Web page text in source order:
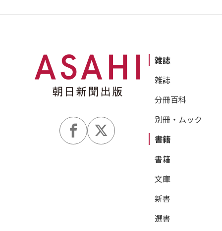
雑誌
雑誌
分冊百科
別冊・ムック
書籍
書籍
文庫
新書
選書